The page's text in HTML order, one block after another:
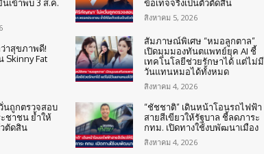
นเข้าพบ 3 ส.ค.
าสุขภาพดี!
Skinny Fat
นถูกตรวจสอบ
ชาชน ย้ำให้
ตัดสิน
ข้อเท็จจริงเป็นตัวตัดสิน
สิงหาคม 5, 2026
สัมภาษณ์พิเศษ “หมอลูกตาล”
เปิดมุมมองทันตแพทย์ยุค AI ชี้
เทคโนโลยีช่วยรักษาได้ แต่ไม่มี
วันแทนหมอได้ทั้งหมด
สิงหาคม 4, 2026
“ชัชชาติ” เดินหน้าโอนรถไฟฟ้า
สายสีเขียวให้รัฐบาล ชี้ลดภาระ
กทม. เปิดทางใช้งบพัฒนาเมือง
สิงหาคม 4, 2026